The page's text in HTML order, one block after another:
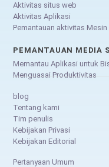
Aktivitas situs web
Aktivitas Aplikasi
Pemantauan aktivitas Mesin
PEMANTAUAN MEDIA
Memantau Aplikasi untuk
Menguasai Produktivitas
blog
Tentang kami
Tim penulis
Kebijakan Privasi
Kebijakan Editorial
Pertanyaan Umum